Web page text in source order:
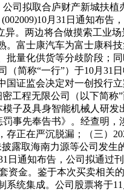
司拟取合庐财产新城扶
月31日通知布告
异。两边将合做摸索工业
富士康汽车为富士康科
量化供货等分歧阶段；
简称“一行”）于10月31
国证监会决定对一创投行
工程无限公司（以下简称”
子及具身智能机械人研
事先奉告书》。经查明，
正在严沉脱漏；（三）
露取海南力源等公司发
日通知布告，公司拟通过
资金。鉴于本次买卖相关
统集成。公司股票将于11